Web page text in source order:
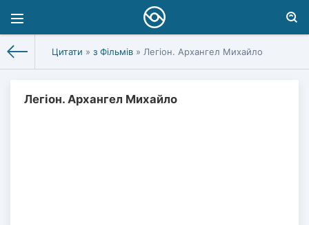
Цитати » з Фільмів » Легіон. Архангел Михайло
Легіон. Архангел Михайло